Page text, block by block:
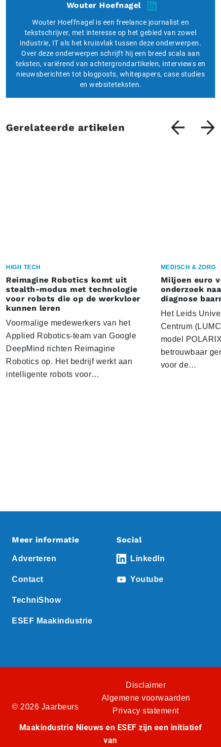
Wouter Hoefnagel
Wouter Hoeffnagel is een freelance journalist en
tekstschrijver, met interesse op het gebied van zowel
industrie, IT als het kruisvlak tussen deze onderwerpen.
Over deze onderwerpen schrijft hij een breed scala aan
teksten, variërend van achtergrondartikelen, interviews en
nieuwsberichten tot blogposts, whitepapers, case studies
en websiteteksten.
Gerelateerde artikelen
HIGH TECH
Reimagine Robotics komt uit
stealth-modus met technologie
voor robots die op de werkvloer
kunnen leren
Voormalige medewerkers van het
Applied Robotics-team van Google
DeepMind richten Reimagine
Robotics op. Het bedrijf werkt aan
intelligente robots voor…
MEDISCH & ZORG
Miljoen euro
onderzoek
diagnose
Het Leids
Centrum
model
betrouwbaar
voor de…
Meer informatie
Adverteren
Contact
TechniShow
ESEF Maakindustrie
Social
LinkedIn
Youtube
© 2026 Jaarbeurs
Disclaimer
Algemene voorwaarden
Privacy statement
Maakindustrie Nieuws en ESEF zijn een initiatief
van